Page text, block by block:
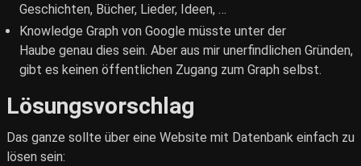
Geschichten, Bücher, Lieder, Ideen, …
Knowledge Graph von Google müsste unter der
Haube genau dies sein. Aber aus mir unerfindlichen Gründen,
gibt es keinen öffentlichen Zugang zum Graph selbst.
Lösungsvorschlag
Das ganze sollte über eine Website mit Datenbank einfach zu
lösen sein: